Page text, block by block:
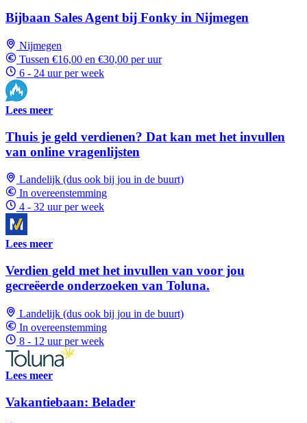
Bijbaan Sales Agent bij Fonky in Nijmegen
Nijmegen
Tussen €16,00 en €30,00 per uur
6 - 24 uur per week
Lees meer
Thuis je geld verdienen? Dat kan met het invullen
van online vragenlijsten
Landelijk (dus ook bij jou in de buurt)
In overeenstemming
4 - 32 uur per week
Lees meer
Verdien geld met het invullen van voor jou
gecreëerde onderzoeken van Toluna.
Landelijk (dus ook bij jou in de buurt)
In overeenstemming
8 - 12 uur per week
Lees meer
Vakantiebaan: Belader